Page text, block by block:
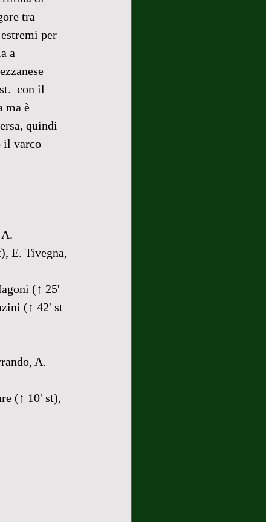
tra
per
a
con il
ma è
quindi
il varco
E. Tivegna,
(↑ 25'
(↑ 42' st
A.
(↑ 10' st),